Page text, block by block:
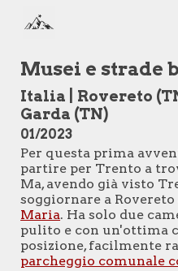
Skip to main content
Musei e strade
Italia
Rovereto
Garda (TN)
01/2023
Per questa prima
partire per Trento a
Ma, avendo già visto
soggiornare a Rovereto
Maria. Ha solo due
pulito e con un'ottima
posizione, facilmente
parcheggio comunale